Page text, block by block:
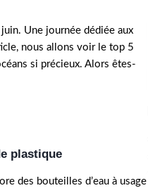
juin. Une journée dédiée aux
nous allons voir le top 5
si précieux. Alors êtes-
plastique
des bouteilles d’eau à usage